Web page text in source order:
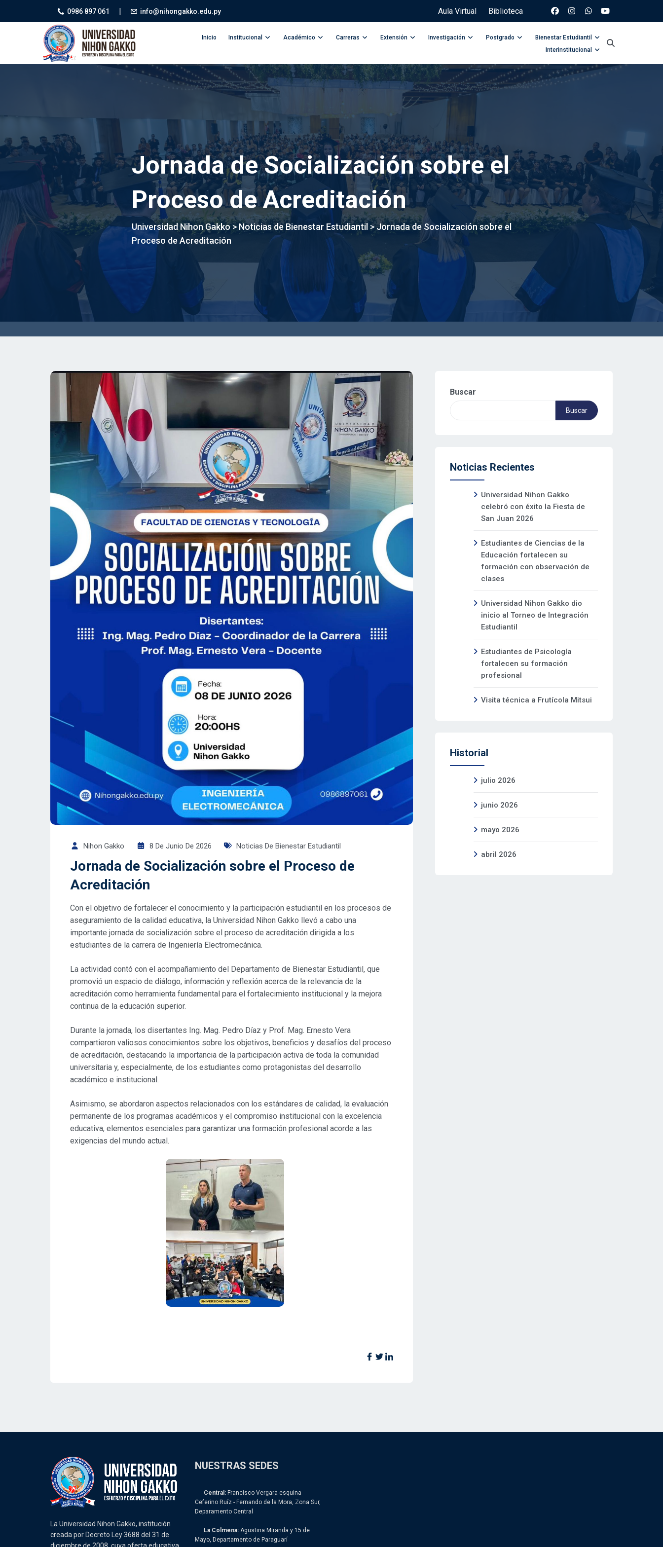
0986 897 061 | info@nihongakko.edu.py Aula Virtual Biblioteca
Inicio Institucional Académico Carreras Extensión Investigación Postgrado
Bienestar Estudiantil
Interinstitucional
Jornada de Socialización sobre el
Proceso de Acreditación
Universidad Nihon Gakko>Noticias de Bienestar Estudiantil >Jornada de Socialización sobre el
Proceso de Acreditación
Nihon Gakko 8 De Junio De 2026 Noticias De Bienestar Estudiantil
Jornada de Socialización sobre el Proceso de
Acreditación
Con el objetivo de fortalecer el conocimiento y la participación estudiantil en los procesos de
aseguramiento de la calidad educativa, la Universidad Nihon Gakko llevó a cabo una
importante jornada de socialización sobre el proceso de acreditación dirigida a los
estudiantes de la carrera de Ingeniería Electromecánica.
La actividad contó con el acompañamiento del Departamento de Bienestar Estudiantil, que
promovió un espacio de diálogo, información y reflexión acerca de la relevancia de la
acreditación como herramienta fundamental para el fortalecimiento institucional y la mejora
continua de la educación superior.
Durante la jornada, los disertantes Ing. Mag. Pedro Díaz y Prof. Mag. Ernesto Vera
compartieron valiosos conocimientos sobre los objetivos, beneficios y desafíos del proceso
de acreditación, destacando la importancia de la participación activa de toda la comunidad
universitaria y, especialmente, de los estudiantes como protagonistas del desarrollo
académico e institucional.
Asimismo, se abordaron aspectos relacionados con los estándares de calidad, la evaluación
permanente de los programas académicos y el compromiso institucional con la excelencia
educativa, elementos esenciales para garantizar una formación profesional acorde a las
exigencias del mundo actual.
Buscar
Buscar
Noticias Recientes
Universidad Nihon Gakko
celebró con éxito la Fiesta de
San Juan 2026
Estudiantes de Ciencias de la
Educación fortalecen su
formación con observación de
clases
Universidad Nihon Gakko dio
inicio al Torneo de Integración
Estudiantil
Estudiantes de Psicología
fortalecen su formación
profesional
Visita técnica a Frutícola Mitsui
Historial
julio 2026
junio 2026
mayo 2026
abril 2026
La Universidad Nihon Gakko, institución
creada por Decreto Ley 3688 del 31 de
NUESTRAS SEDES
Central: Francisco Vergara esquina
Ceferino Ruíz - Fernando de la Mora, Zona Sur,
Deparamento Central
La Colmena: Agustina Miranda y 15 de
Mayo, Departamento de Paraguarí